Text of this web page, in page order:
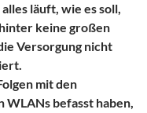
läuft, wie es soll,
keine großen
Versorgung nicht
mit den
WLANs befasst haben,